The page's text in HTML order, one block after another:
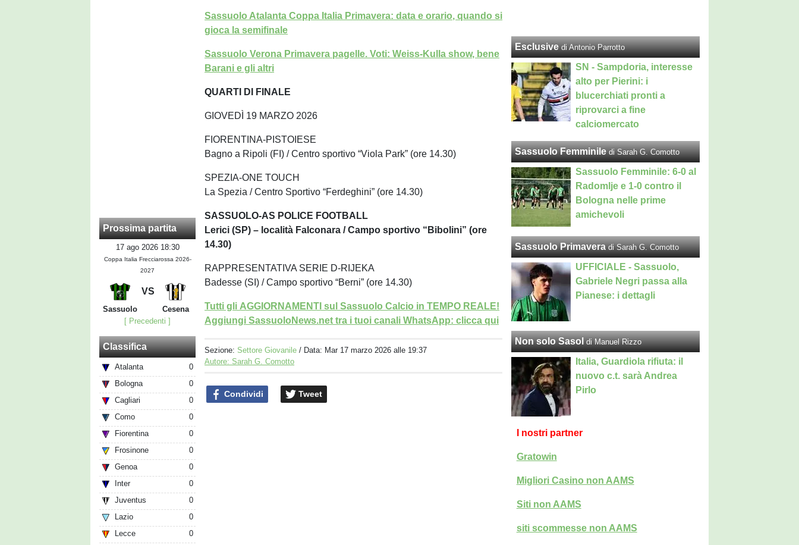
Prossima partita
17 ago 2026 18:30
Coppa Italia Frecciarossa 2026-
2027
VS
Sassuolo
Cesena
[ Precedenti ]
Classifica
Atalanta
0
Bologna
0
Cagliari
0
Como
0
Fiorentina
0
Frosinone
0
Genoa
0
Inter
0
Juventus
0
Lazio
0
Lecce
0
Sassuolo Atalanta Coppa Italia Primavera: data e orario, quando si
gioca la semifinale
Sassuolo Verona Primavera pagelle. Voti: Weiss-Kulla show, bene
Barani e gli altri
QUARTI DI FINALE
GIOVEDÌ 19 MARZO 2026
FIORENTINA-PISTOIESE
Bagno a Ripoli (FI) / Centro sportivo “Viola Park” (ore 14.30)
SPEZIA-ONE TOUCH
La Spezia / Centro Sportivo “Ferdeghini” (ore 14.30)
SASSUOLO-AS POLICE FOOTBALL
Lerici (SP) – località Falconara / Campo sportivo “Bibolini” (ore
14.30)
RAPPRESENTATIVA SERIE D-RIJEKA
Badesse (SI) / Campo sportivo “Berni” (ore 14.30)
Tutti gli AGGIORNAMENTI sul Sassuolo Calcio in TEMPO REALE!
Aggiungi SassuoloNews.net tra i tuoi canali WhatsApp: clicca qui
Sezione:Settore Giovanile / Data: Mar 17 marzo 2026 alle 19:37
Autore: Sarah G. Comotto
Condividi Tweet
Esclusive di Antonio Parrotto
SN - Sampdoria, interesse
alto per Pierini: i
blucerchiati pronti a
riprovarci a fine
calciomercato
Sassuolo Femminile di Sarah G. Comotto
Sassuolo Femminile: 6-0 al
Radomlje e 1-0 contro il
Bologna nelle prime
amichevoli
Sassuolo Primavera di Sarah G. Comotto
UFFICIALE - Sassuolo,
Gabriele Negri passa alla
Pianese: i dettagli
Non solo Sasol di Manuel Rizzo
Italia, Guardiola rifiuta: il
nuovo c.t. sarà Andrea
Pirlo
I nostri partner
Gratowin
Migliori Casino non AAMS
Siti non AAMS
siti scommesse non AAMS